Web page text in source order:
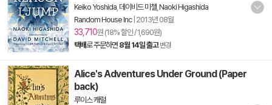
Keiko Yoshida 데이비드 미첼 Naoki Higashida
Random House Inc| 2013년 08월
33,710원 (18% 할인 / 1,690원)
택배로 주문하면 8월 14일 출고 변경
Alice's Adventures Under Ground (Paper
back)
루이스 캐럴